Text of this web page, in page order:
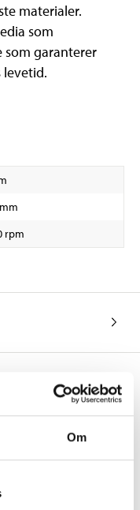
Om
materialer.
som
som garanterer
levetid.
rpm